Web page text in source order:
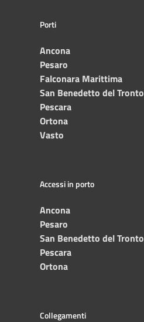
Porti
Ancona
Pesaro
Falconara Marittima
San Benedetto del Tronto
Pescara
Ortona
Vasto
Accessi in porto
Ancona
Pesaro
San Benedetto del Tronto
Pescara
Ortona
Collegamenti